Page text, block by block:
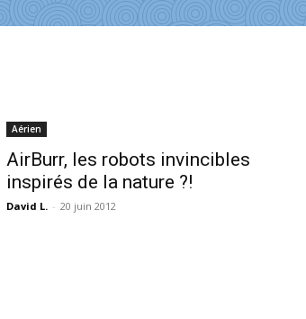
Robotics
Aérien
AirBurr, les robots invincibles
inspirés de la nature ?!
David L. - 20 juin 2012